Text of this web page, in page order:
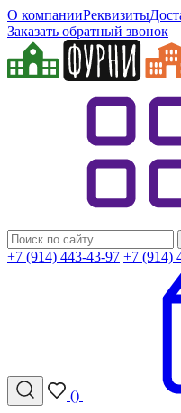
О компанииРеквизиты
Заказать обратный звонок
+7 (914) 443-43-97 +7 (914)
()